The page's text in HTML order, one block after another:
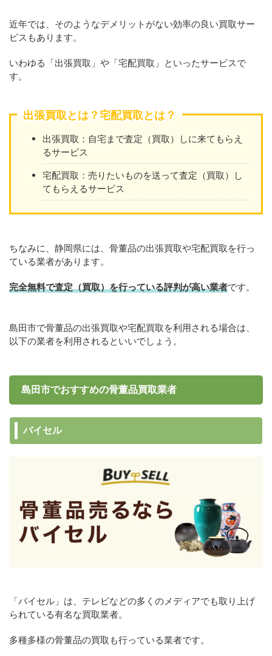
近年では、そのようなデメリットがない効率の良い買取サー
ビスもあります。
いわゆる「出張買取」や「宅配買取」といったサービスで
す。
出張買取とは？宅配買取とは？
出張買取：自宅まで査定（買取）しに来てもらえ
るサービス
宅配買取：売りたいものを送って査定（買取）し
てもらえるサービス
ちなみに、静岡県には、骨董品の出張買取や宅配買取を行っ
ている業者があります。
完全無料で査定（買取）を行っている評判が高い業者です。
島田市で骨董品の出張買取や宅配買取を利用される場合は、
以下の業者を利用されるといいでしょう。
島田市でおすすめの骨董品買取業者
バイセル
「バイセル」は、テレビなどの多くのメディアでも取り上げ
られている有名な買取業者。
多種多様の骨董品の買取も行っている業者です。